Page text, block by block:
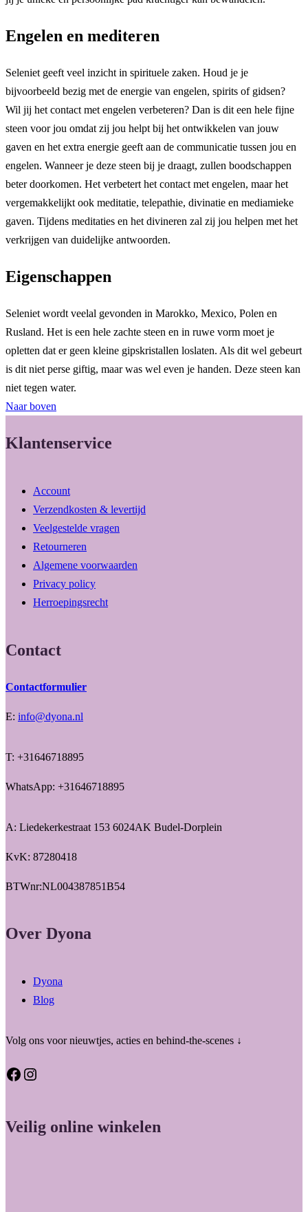
Engelen en mediteren
Seleniet geeft veel inzicht in spirituele zaken. Houd je je
bijvoorbeeld bezig met de energie van engelen, spirits of gidsen?
Wil jij het contact met engelen verbeteren? Dan is dit een hele fijne
steen voor jou omdat zij jou helpt bij het ontwikkelen van jouw
gaven en het extra energie geeft aan de communicatie tussen jou en
engelen. Wanneer je deze steen bij je draagt, zullen boodschappen
beter doorkomen. Het verbetert het contact met engelen, maar het
vergemakkelijkt ook meditatie, telepathie, divinatie en mediamieke
gaven. Tijdens meditaties en het divineren zal zij jou helpen met het
verkrijgen van duidelijke antwoorden.
Eigenschappen
Seleniet wordt veelal gevonden in Marokko, Mexico, Polen en
Rusland. Het is een hele zachte steen en in ruwe vorm moet je
opletten dat er geen kleine gipskristallen loslaten. Als dit wel gebeurt
is dit niet perse giftig, maar was wel even je handen. Deze steen kan
niet tegen water.
Naar boven
Klantenservice
Account
Verzendkosten & levertijd
Veelgestelde vragen
Retourneren
Algemene voorwaarden
Privacy policy
Herroepingsrecht
Contact
Contactformulier
E: info@dyona.nl
T: +31646718895
WhatsApp: +31646718895
A: Liedekerkestraat 153 6024AK Budel-Dorplein
KvK: 87280418
BTWnr:NL004387851B54
Over Dyona
Dyona
Blog
Volg ons voor nieuwtjes, acties en behind-the-scenes ↓
Facebook Instagram
Veilig online winkelen